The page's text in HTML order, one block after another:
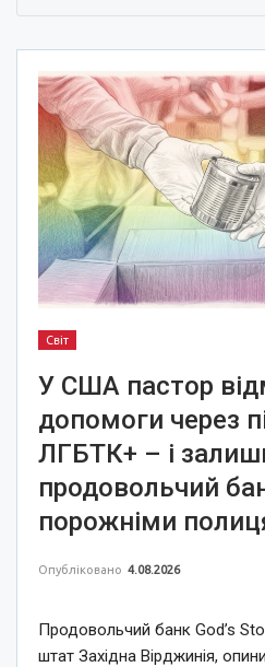
Світ
У США пастор
допомоги через
ЛГБТК+ – і
продовольчий
порожніми
Опубліковано 4.08.2026
Продовольчий банк God’s
штат Західна Вірджинія,